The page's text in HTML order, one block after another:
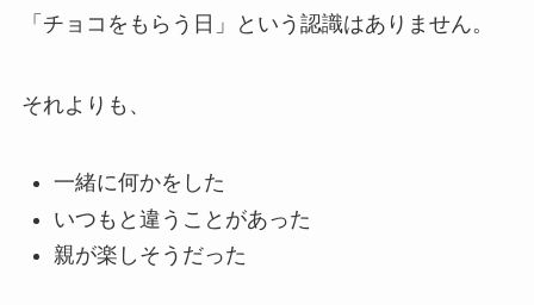
「チョコをもらう日」という認識はありません。
それよりも、
一緒に何かをした
いつもと違うことがあった
親が楽しそうだった